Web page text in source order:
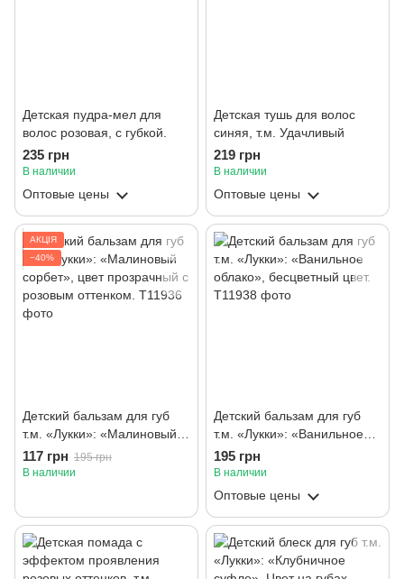
Детская пудра-мел для
волос розовая, с губкой.
235 грн
В наличии
Оптовые цены
Детская тушь для волос
синяя, т.м. Удачливый
219 грн
В наличии
Оптовые цены
АКЦІЯ
−40%
Детский бальзам для губ
т.м. «Лукки»: «Малиновый
сорбет», цвет прозрачный с
розовым оттенком.
117 грн 195 грн
В наличии
Детский бальзам для губ
т.м. «Лукки»: «Ванильное
облако», бесцветный цвет.
195 грн
В наличии
Оптовые цены